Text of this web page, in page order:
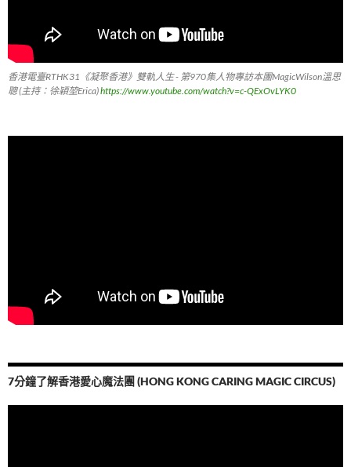
香港電臺RTHK31《凝聚香港》雙軌人生 - 第970集人物專訪本團MagicWilson溫思
聰 (主持：徐穎堃Erica)https://www.youtube.com/watch?v=c-QExOvLYK0
7分鐘了解香港愛心魔法團 (HONG KONG CARING MAGIC CIRCUS)